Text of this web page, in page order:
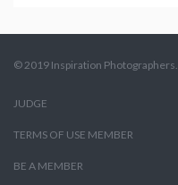
© 2019 Inspiration Photographers.
JUDGE
TERMS OF USE MEMBER
BE A MEMBER